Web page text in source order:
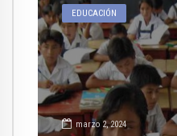
EDUCACIÓN
marzo 2, 2024